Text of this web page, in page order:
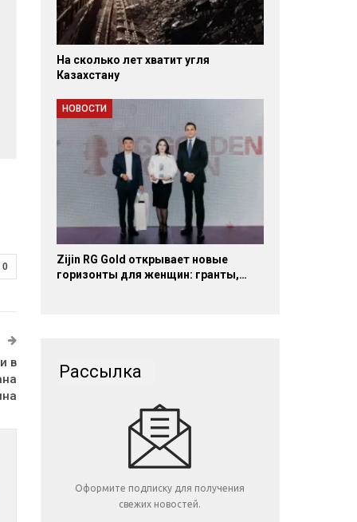
0
в
На сколько лет хватит угля
Казахстану
НОВОСТИ
Zijin RG Gold открывает новые
горизонты для женщин: гранты,…
Рассылка
Оформите подписку для получения
свежих новостей.